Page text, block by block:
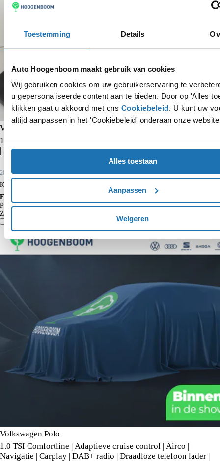
Toestemming Details
Auto Hoogenboom maakt gebruik van cookies
Wij gebruiken cookies om uw gebruikerservaring te
u gepersonaliseerde content aan te bieden. Door op 'Alles
klikken gaat u akkoord met ons Cookiebeleid. U kunt uw
altijd aanpassen in het 'Cookiebeleid' onderaan onze
Alles toestaan
Aanpassen
Weigeren
Volkswagen Polo
1.0 TSI Comfortline | CarPlay | Adaptieve cruise control | Airco
| Front assist | DAB radio | Bluetooth |
2021 65.683 km Benzine
Kopen
Financieren p/m vanaf
ParticulierKrediettabel
€ 164
Zakelijk
Volkswagen Polo
1.0 TSI Comfortline | Adaptieve cruise control | Airco |
Navigatie | Carplay | DAB+ radio | Draadloze telefoon lader |